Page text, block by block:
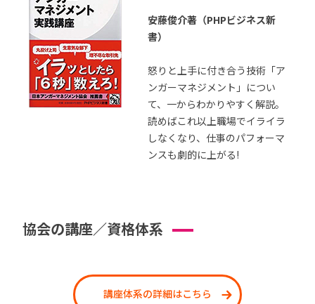
安藤俊介著（PHPビジネス新
書）
怒りと上手に付き合う技術「ア
ンガーマネジメント」につい
て、一からわかりやすく解説。
読めばこれ以上職場でイライラ
しなくなり、仕事のパフォーマ
ンスも劇的に上がる!
協会の講座／資格体系
講座体系の詳細はこちら